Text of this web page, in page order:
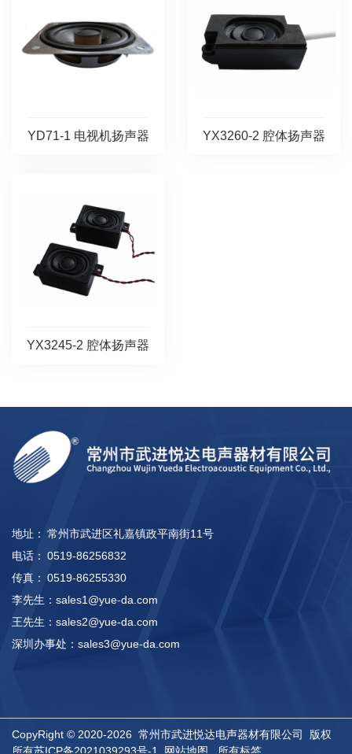
YD71-1 电视机扬声器 YX3260-2 腔体扬声器
YX3245-2 腔体扬声器
地址： 常州市武进区礼嘉镇政平南街11号
电话： 0519-86256832
传真： 0519-86255330
李先生： sales1@yue-da.com
王先生： sales2@yue-da.com
深圳办事处： sales3@yue-da.com
CopyRight © 2020-2026 常州市武进悦达电声器材有限公司 版权
所有苏ICP备2021039293号-1 网站地图 所有标签